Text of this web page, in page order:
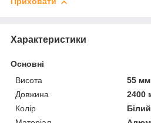
Характеристики
Основні
Висота
55 мм
Довжина
2400
Колір
Білий